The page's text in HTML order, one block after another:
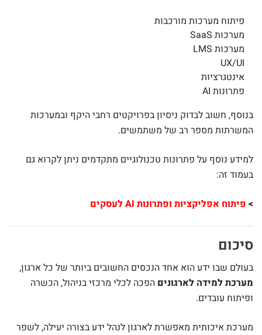
פיתוח מערכות מורכבות
מערכות SaaS
מערכות LMS
UX/UI
אינטגרציות
פתרונות AI
בנוסף, חשוב לבדוק ניסיון בפרויקטים רחבי היקף ובמערכות
המשרתות מספר רב של משתמשים.
למידע נוסף על פתרונות טכנולוגיים מתקדמים ניתן לקרוא גם
בעמוד זה:
> פיתוח אפליקציות ופתרונות AI לעסקים
סיכום
בעולם שבו ידע הוא אחד הנכסים החשובים ביותר של כל ארגון,
מערכת למידה לארגונים הפכה לכלי מרכזי בניהול, הכשרה
ופיתוח עובדים.
מערכת איכותית מאפשרת לארגון לנהל ידע בצורה יעילה, לשפר